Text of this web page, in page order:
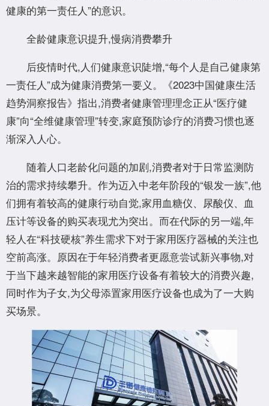
健康的第一责任人”的意识。
全龄健康意识提升,慢病消费攀升
后疫情时代,人们健康意识陡增,“每个人是自己健康第
一责任人”成为健康消费第一要义。《2023中国健康生活
趋势洞察报告》指出,消费者健康管理理念正从“医疗健
康”向“全维健康管理”转变,家庭预防诊疗的消费习惯也逐
渐深入人心。
随着人口老龄化问题的加剧,消费者对于日常监测防
治的需求持续攀升。作为迈入中老年阶段的“银发一族”,他
们拥有着较高的健康行动自觉,家用血糖仪、尿酸仪、血
压计等设备的购买表现尤为突出。而在代际的另一端,年
轻人在“科技硬核”养生需求下对于家用医疗器械的关注也
空前高涨。原因在于年轻消费者更愿意尝试新兴事物,对
于当下越来越智能的家用医疗设备有着较大的消费兴趣,
同时作为子女,为父母添置家用医疗设备也成为了一大购
买场景。